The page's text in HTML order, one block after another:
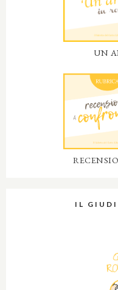
UN
IL